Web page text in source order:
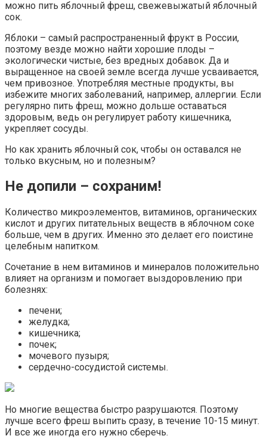
можно пить яблочный фреш, свежевыжатый яблочный
сок.
Яблоки – самый распространенный фрукт в России,
поэтому везде можно найти хорошие плоды –
экологически чистые, без вредных добавок. Да и
выращенное на своей земле всегда лучше усваивается,
чем привозное. Употребляя местные продукты, вы
избежите многих заболеваний, например, аллергии. Если
регулярно пить фреш, можно дольше оставаться
здоровым, ведь он регулирует работу кишечника,
укрепляет сосуды.
Но как хранить яблочный сок, чтобы он оставался не
только вкусным, но и полезным?
Не допили – сохраним!
Количество микроэлементов, витаминов, органических
кислот и других питательных веществ в яблочном соке
больше, чем в других. Именно это делает его поистине
целебным напитком.
Сочетание в нем витаминов и минералов положительно
влияет на организм и помогает выздоровлению при
болезнях:
печени;
желудка;
кишечника;
почек;
мочевого пузыря;
сердечно-сосудистой системы.
Но многие вещества быстро разрушаются. Поэтому
лучше всего фреш выпить сразу, в течение 10-15 минут.
И все же иногда его нужно сберечь.